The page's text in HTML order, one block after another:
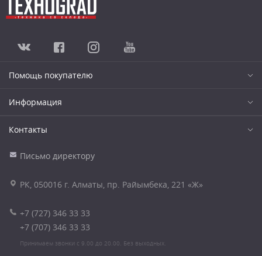
Помощь покупателю
Информация
Контакты
Письмо директору
РК, 050016 г. Алматы, пр. Райымбека, 221 «Ж»
+7 (727) 346 33 33
+7 (707) 346 33 33
Принимаем звонки с 9.00 до 20.00. Без выходных.